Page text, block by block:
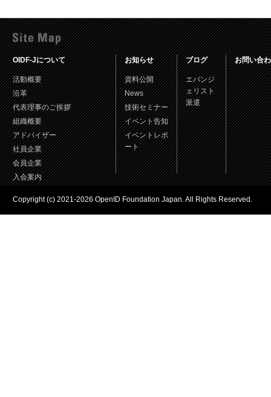
OIDF-Jについて
活動概要
沿革
代表理事のご挨拶
組織概要
アドバイザー
社員企業
会員企業
入会案内
お知らせ
資料公開
News
技術セミナー
イベント告知
イベントレポ
ート
ブログ
エバンジ
ェリスト
派遣
お問い合
Copyright (c) 2021-2026 OpenID Foundation Japan. All Rights Reserved.